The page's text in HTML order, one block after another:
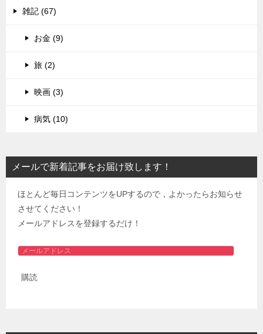
雑記 (67)
お金 (9)
旅 (2)
映画 (3)
病気 (10)
メールで新着記事をお届け致します！
ほとんど毎日コンテンツをUPするので，よかったらお知らせ
させてください！
メールアドレスを登録するだけ！
メ
ル
購読